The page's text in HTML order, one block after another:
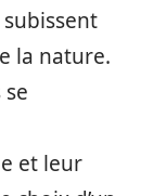
la nature.
et leur